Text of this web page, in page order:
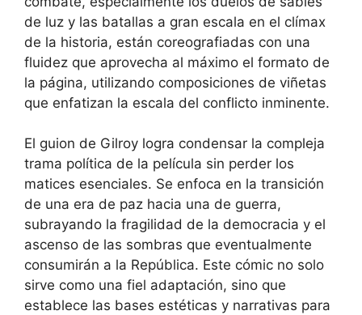
de luz y las batallas a gran escala en el clímax
de la historia, están coreografiadas con una
fluidez que aprovecha al máximo el formato de
la página, utilizando composiciones de viñetas
que enfatizan la escala del conflicto inminente.
El guion de Gilroy logra condensar la compleja
trama política de la película sin perder los
matices esenciales. Se enfoca en la transición
de una era de paz hacia una de guerra,
subrayando la fragilidad de la democracia y el
ascenso de las sombras que eventualmente
consumirán a la República. Este cómic no solo
sirve como una fiel adaptación, sino que
establece las bases estéticas y narrativas para